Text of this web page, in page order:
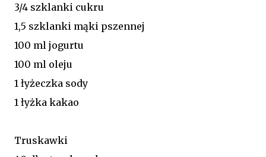
3/4 szklanki cukru
1,5 szklanki mąki pszennej
100 ml jogurtu
100 ml oleju
1 łyżeczka sody
1 łyżka kakao
Truskawki